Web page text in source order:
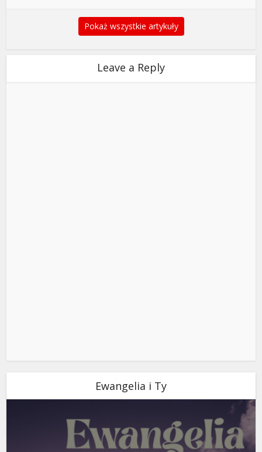
Pokaż wszystkie artykuły
Leave a Reply
Ewangelia i Ty